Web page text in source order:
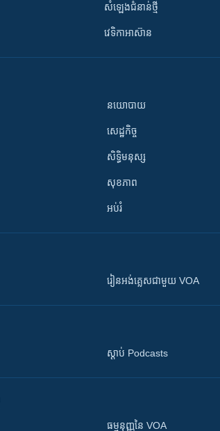
សំឡេង​ជំនាន់​ថ្មី
វេទិកា​អាស៊ាន
នយោបាយ
សេដ្ឋកិច្ច
សិទ្ធិមនុស្ស
សុខភាព
អប់រំ
រៀន​​​​​​អង់គ្លេស​​ជាមួយ VOA
ស្តាប់ Podcasts
ធម្មនុញ្ញ​នៃ VOA